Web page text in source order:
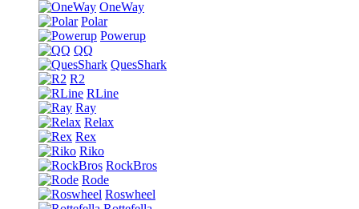
OneWay
Polar
Powerup
QQ
QuesShark
R2
RLine
Ray
Relax
Rex
Riko
RockBros
Rode
Roswheel